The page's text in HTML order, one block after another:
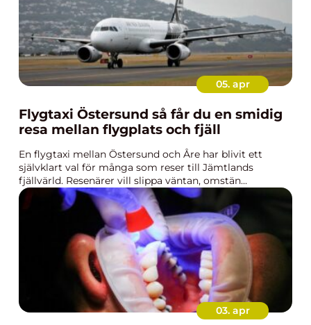
05. apr
Flygtaxi Östersund så får du en smidig
resa mellan flygplats och fjäll
En flygtaxi mellan Östersund och Åre har blivit ett
självklart val för många som reser till Jämtlands
fjällvärld. Resenärer vill slippa väntan, omstän...
03. apr